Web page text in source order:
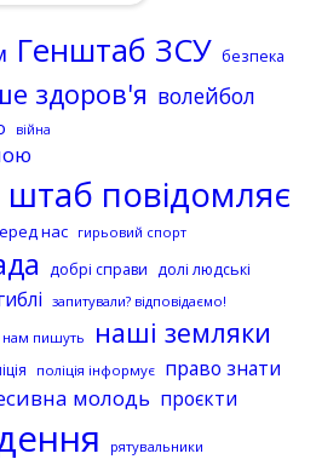
Генштаб ЗСУ безпека
здоров'я волейбол
війна
повідомляє
нас гирьовий спорт
добрі справи долі людські
запитували? відповідаємо!
нам пишуть наші земляки
поліція інформує право знати
молодь проєкти
рятувальники